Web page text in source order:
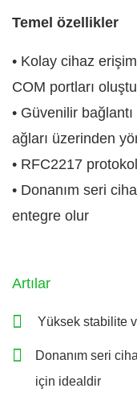
Temel özellikler
• Kolay cihaz
COM portları
• Güvenilir
ağları üzerinden
• RFC2217
• Donanım seri
entegre olur
Artılar
Yüksek stabilite
Donanım seri
için idealdir